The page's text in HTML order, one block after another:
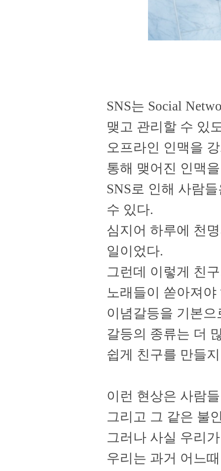
SNS는 Social
맺고 관리할 수 있
오프라인 인맥을
통해 맺어진 인 맥
SNS로 인해 사람
수 있다.
심지어 하루에 천
일이었다.
그런데 이렇게 친
노래들이 쏟아져야
이념갈등을 기본으
갈등의 종류는 더
쉽게 친구를 만들
이런 현상은 사람
그리고 그 같은 불
그러나 사실 우리
우리는 과거 어느